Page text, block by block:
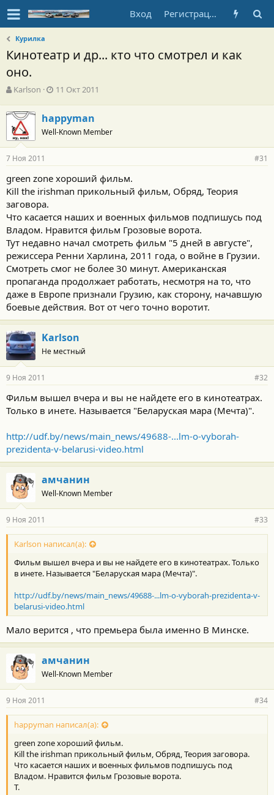
Вход Регистрация
Курилка
Кинотеатр и др... кто что смотрел и как
оно.
А
т
о
р
т
е
м
ы
Karlson
Д
а
н
а
л
а
11 Окт 2011
happyman
Well-Known Member
7 Ноя 2011 #31
green zone хороший фильм.
Kill the irishman прикольный фильм, Обряд, Теория
заговора.
Что касается наших и военных фильмов подпишусь под
Владом. Нравится фильм Грозовые ворота.
Тут недавно начал смотреть фильм "5 дней в августе",
режиссера Ренни Харлина, 2011 года, о войне в Грузии.
Смотреть смог не более 30 минут. Американская
пропаганда продолжает работать, несмотря на то, что
даже в Европе признали Грузию, как сторону, начавшую
боевые действия. Вот от чего точно воротит.
Karlson
Не местный
9 Ноя 2011 #32
Фильм вышел вчера и вы не найдете его в кинотеатрах.
Только в инете. Называется "Беларуская мара (Мечта)".
http://udf.by/news/main_news/49688-...lm-o-vyborah-
prezidenta-v-belarusi-video.html
амчанин
Well-Known Member
9 Ноя 2011 #33
Karlson написал(а):
Фильм вышел вчера и вы не найдете его в кинотеатрах. Только
в инете. Называется "Беларуская мара (Мечта)".
http://udf.by/news/main_news/49688-...lm-o-vyborah-prezidenta-v-
belarusi-video.html
Мало верится , что премьера была именно В Минске.
амчанин
Well-Known Member
9 Ноя 2011 #34
happyman написал(а):
green zone хороший фильм.
Kill the irishman прикольный фильм, Обряд, Теория заговора.
Что касается наших и военных фильмов подпишусь под
Владом. Нравится фильм Грозовые ворота.
Т.